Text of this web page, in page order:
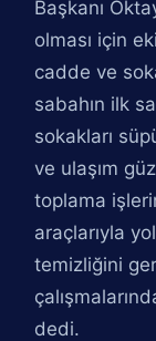
Başkanı
olması için
cadde ve
sabahın ilk
sokakları
ve ulaşım
toplama
araçlarıyla
temizliğini
dedi.